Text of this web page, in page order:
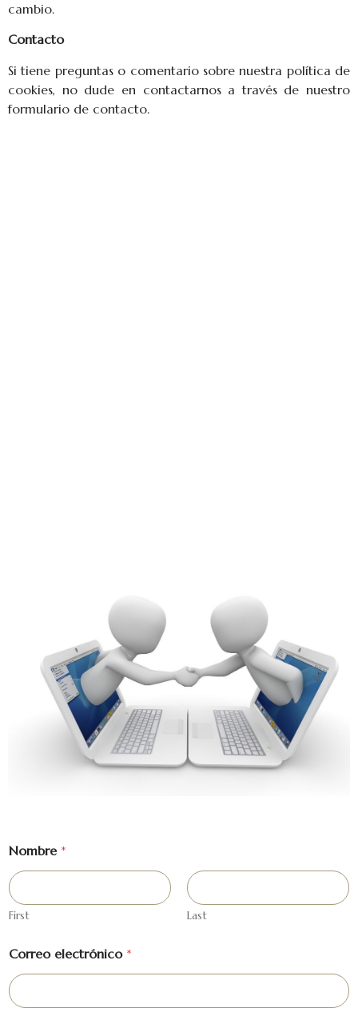
cambio.
Contacto
Si tiene preguntas o comentario sobre nuestra política de
cookies, no dude en contactarnos a través de nuestro
formulario de contacto.
Nombre *
First Last
Correo electrónico *